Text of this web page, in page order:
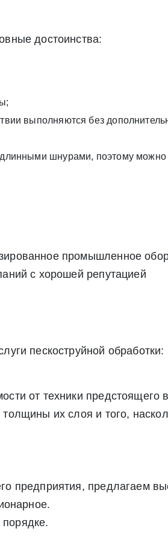
достоинства:
выполняются без
шнурами, поэтому можно
промышленное
с хорошей репутацией
пескоструйной обработки:
от техники предстоящего
их слоя и того,
предприятия, предлагаем